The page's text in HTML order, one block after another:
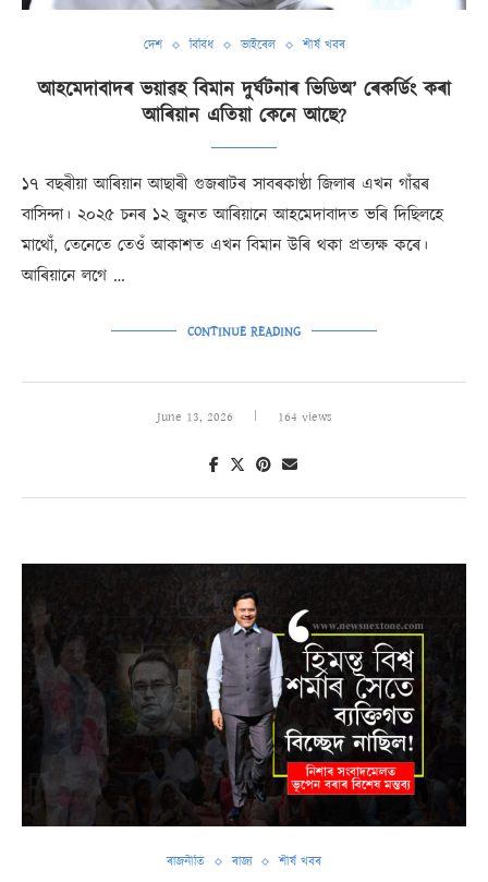
দেশ বিবিধ ভাইৰেল শীৰ্ষ খবৰ
আহমেদাবাদৰ ভয়াৱহ বিমান দুৰ্ঘটনাৰ ভিডিঅ’ ৰেকৰ্ডিং কৰা
আৰিয়ান এতিয়া কেনে আছে?
১৭ বছৰীয়া আৰিয়ান আছাৰী গুজৰাটৰ সাবৰকাণ্ঠা জিলাৰ এখন গাঁৱৰ
বাসিন্দা। ২০২৫ চনৰ ১২ জুনত আৰিয়ানে আহমেদাবাদত ভৰি দিছিলহে
মাথোঁ, তেনেতে তেওঁ আকাশত এখন বিমান উৰি থকা প্ৰত্যক্ষ কৰে।
আৰিয়ানে লগে …
CONTINUE READING
June 13, 2026 164 views
ৰাজনীতি ৰাজ্য শীৰ্ষ খবৰ